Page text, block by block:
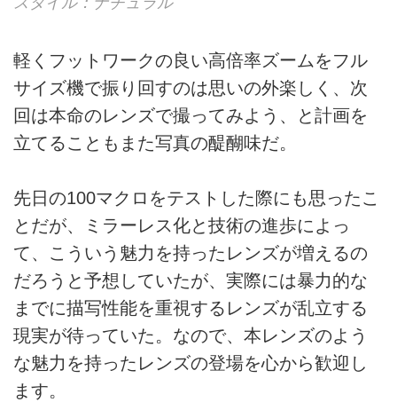
軽くフットワークの良い高倍率ズームをフル
サイズ機で振り回すのは思いの外楽しく、次
回は本命のレンズで撮ってみよう、と計画を
立てることもまた写真の醍醐味だ。
先日の100マクロをテストした際にも思ったこ
とだが、ミラーレス化と技術の進歩によっ
て、こういう魅力を持ったレンズが増えるの
だろうと予想していたが、実際には暴力的な
までに描写性能を重視するレンズが乱立する
現実が待っていた。なので、本レンズのよう
な魅力を持ったレンズの登場を心から歓迎し
ます。